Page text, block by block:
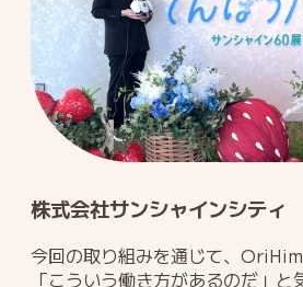
株式会社サンシャインシティ
今回の取り組みを通じて、
「こういう働き方があるのだ」